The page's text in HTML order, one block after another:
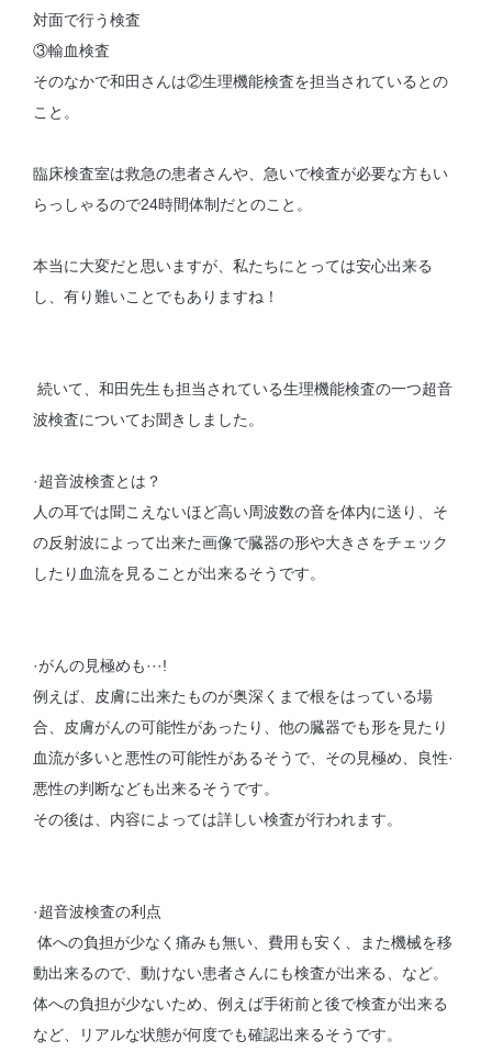
対面で行う検査
③輸血検査
そのなかで和田さんは②生理機能検査を担当されているとの
こと。
臨床検査室は救急の患者さんや、急いで検査が必要な方もい
らっしゃるので24時間体制だとのこと。
本当に大変だと思いますが、私たちにとっては安心出来る
し、有り難いことでもありますね！
続いて、和田先生も担当されている生理機能検査の一つ超音
波検査についてお聞きしました。
·超音波検査とは？
人の耳では聞こえないほど高い周波数の音を体内に送り、そ
の反射波によって出来た画像で臓器の形や大きさをチェック
したり血流を見ることが出来るそうです。
·がんの見極めも···!
例えば、皮膚に出来たものが奥深くまで根をはっている場
合、皮膚がんの可能性があったり、他の臓器でも形を見たり
血流が多いと悪性の可能性があるそうで、その見極め、良性·
悪性の判断なども出来るそうです。
その後は、内容によっては詳しい検査が行われます。
·超音波検査の利点
体への負担が少なく痛みも無い、費用も安く、また機械を移
動出来るので、動けない患者さんにも検査が出来る、など。
体への負担が少ないため、例えば手術前と後で検査が出来る
など、リアルな状態が何度でも確認出来るそうです。